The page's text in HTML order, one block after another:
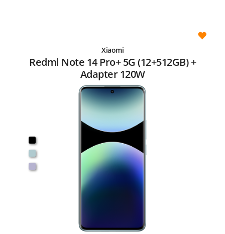
Xiaomi
Redmi Note 14 Pro+ 5G (12+512GB) +
Adapter 120W